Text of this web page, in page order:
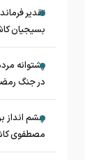
تقدیر
بسیجیان
پشتوانه
در جنگ
چشم‌ انداز
مصطفوی